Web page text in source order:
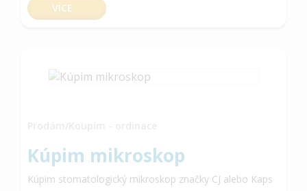
VÍCE
Kúpim mikroskop
Kúpim stomatologický mikroskop značky CJ alebo Kaps